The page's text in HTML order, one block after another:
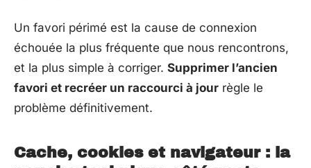
Un favori périmé est la cause de connexion
échouée la plus fréquente que nous rencontrons,
et la plus simple à corriger. Supprimer l’ancien
favori et recréer un raccourci à jour règle le
problème définitivement.
Cache, cookies et navigateur : la